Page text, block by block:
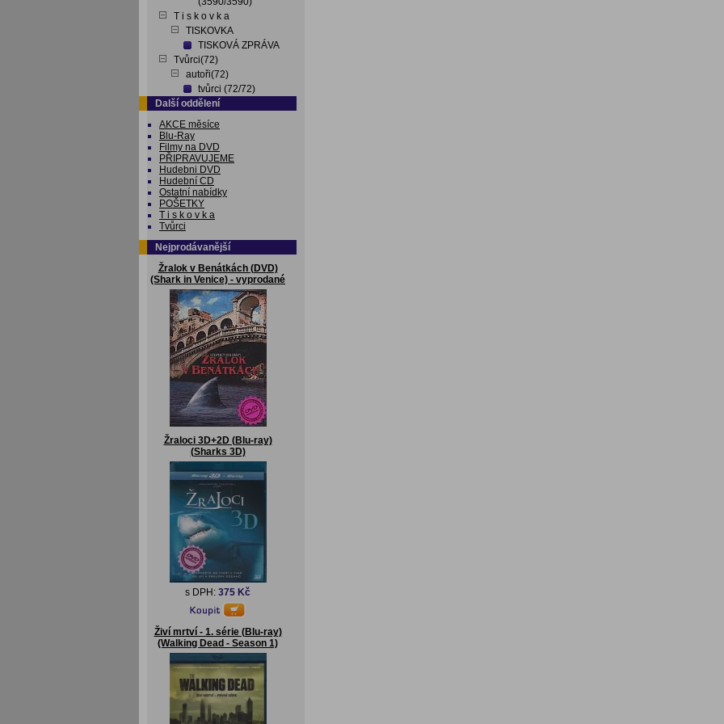
T i s k o v k a
TISKOVKA
TISKOVÁ ZPRÁVA
Tvůrci(72)
autoři(72)
tvůrci (72/72)
Další oddělení
AKCE měsíce
Blu-Ray
Filmy na DVD
PŘIPRAVUJEME
Hudebni DVD
Hudební CD
Ostatní nabídky
POŠETKY
T i s k o v k a
Tvůrci
Nejprodávanější
Žralok v Benátkách (DVD)
(Shark in Venice) - vyprodané
Žraloci 3D+2D (Blu-ray)
(Sharks 3D)
s DPH: 375 Kč
Živí mrtví - 1. série (Blu-ray)
(Walking Dead - Season 1)